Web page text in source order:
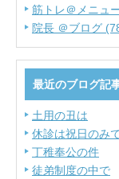
筋トレ＠メニュ
院長 ＠ブログ
最近のブログ記
土用の丑は
休診は祝日のみ
丁稚奉公の件
徒弟制度の中で